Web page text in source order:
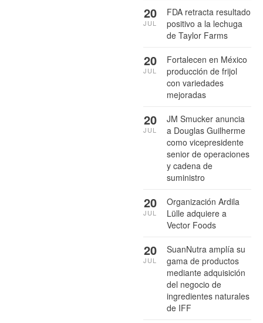
FDA retracta resultado
positivo a la lechuga
de Taylor Farms
20
JUL
Fortalecen en México
producción de frijol
con variedades
mejoradas
20
JUL
JM Smucker anuncia
a Douglas Guilherme
como vicepresidente
senior de operaciones
y cadena de
suministro
20
JUL
Organización Ardila
Lülle adquiere a
Vector Foods
20
JUL
SuanNutra amplía su
gama de productos
mediante adquisición
del negocio de
ingredientes naturales
de IFF
20
JUL